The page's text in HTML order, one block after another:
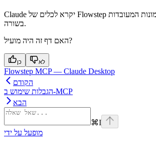
Claude יקרא לכלים של Flowstep ברצף ויציג את התמונות המעובדות
בשורה.
האם דף זה היה מועיל?
כן לא
Flowstep MCP — Claude Desktop
הקודם
הגבלות שימוש ב-MCP
הבא
⌘I
מופעל על ידי